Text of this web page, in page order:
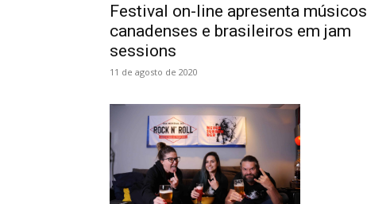
Festival on-line apresenta músicos
canadenses e brasileiros em jam
sessions
11 de agosto de 2020